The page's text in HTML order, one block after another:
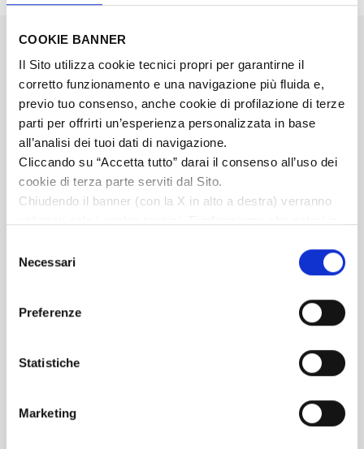
COOKIE BANNER
Il Sito utilizza cookie tecnici propri per garantirne il
corretto funzionamento e una navigazione più fluida e,
previo tuo consenso, anche cookie di profilazione di terze
parti per offrirti un’esperienza personalizzata in base
all’analisi dei tuoi dati di navigazione.
Cliccando su “Accetta tutto” darai il consenso all’uso dei
cookie di terza parte serviti dal Sito.
Chiudendo il banner (con la X in alto a destra) verranno
tasto in basso a destra sempre in ogni pagina del Sito.
Per maggiori informazioni puoi consultare la nostra
delNecessari
Preferenze
Statistiche
Marketing
AZIENDA TERAPEUTICA ITALIANA A.T.I.S.r.l.
+39 051 6512711
Specialità ATI Pets